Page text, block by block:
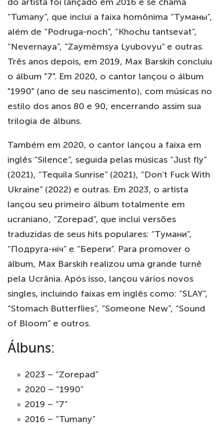
“Tumany”, que inclui a faixa homônima “Туманы”,
além de “Podruga-noch”, “Khochu tantsevat”,
“Nevernaya”, “Zaymёmsya Lyubovyu” e outras.
Três anos depois, em 2019, Max Barskih concluiu
o álbum "7". Em 2020, o cantor lançou o álbum
"1990" (ano de seu nascimento), com músicas no
estilo dos anos 80 e 90, encerrando assim sua
trilogia de álbuns.
Também em 2020, o cantor lançou a faixa em
inglês “Silence”, seguida pelas músicas “Just fly”
(2021), “Tequila Sunrise” (2021), “Don’t Fuck With
Ukraine” (2022) e outras. Em 2023, o artista
lançou seu primeiro álbum totalmente em
ucraniano, “Zorepad”, que inclui versões
traduzidas de seus hits populares: “Тумани”,
“Подруга-ніч” e “Береги”. Para promover o
álbum, Max Barskih realizou uma grande turnê
pela Ucrânia. Após isso, lançou vários novos
singles, incluindo faixas em inglês como: “SLAY”,
“Stomach Butterflies”, “Someone New”, “Sound
of Bloom” e outros.
Álbuns:
2023 – “Zorepad”
2020 – “1990”
2019 – “7”
2016 – “Tumany”